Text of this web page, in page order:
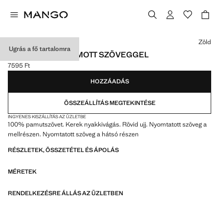
Ugrás a fő tartalomra
PAMUTPÓLÓ NYOMOTT SZÖVEGGEL
Jelenlegi ár [7595 Ft ]
7595 Ft
Válassz egy színt
Zöld
HOZZÁADÁS
ÖSSZEÁLLÍTÁS MEGTEKINTÉSE
INGYENES KISZÁLLÍTÁS AZ ÜZLETBE
100% pamutszövet. Kerek nyakkivágás. Rövid ujj. Nyomtatott szöveg a
mellrészen. Nyomtatott szöveg a hátsó részen
RÉSZLETEK, ÖSSZETÉTEL ÉS ÁPOLÁS
MÉRETEK
RENDELKEZÉSRE ÁLLÁS AZ ÜZLETBEN